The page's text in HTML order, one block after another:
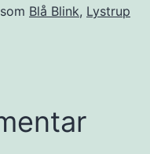
Blå Blink, Lystrup